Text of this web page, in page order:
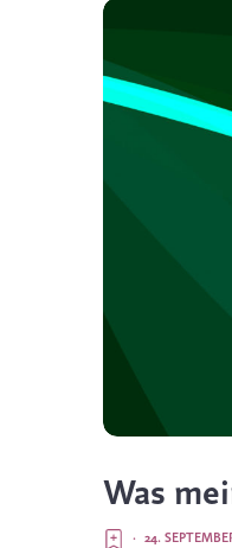
Was
24.
·